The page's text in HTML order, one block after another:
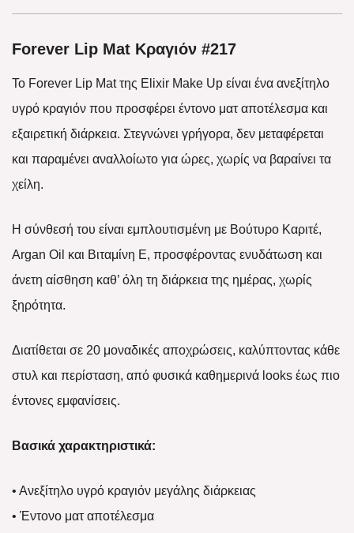
Forever Lip Mat Κραγιόν #217
Το Forever Lip Mat της Elixir Make Up είναι ένα ανεξίτηλο
υγρό κραγιόν που προσφέρει έντονο ματ αποτέλεσμα και
εξαιρετική διάρκεια. Στεγνώνει γρήγορα, δεν μεταφέρεται
και παραμένει αναλλοίωτο για ώρες, χωρίς να βαραίνει τα
χείλη.
Η σύνθεσή του είναι εμπλουτισμένη με Βούτυρο Καριτέ,
Argan Oil και Βιταμίνη Ε, προσφέροντας ενυδάτωση και
άνετη αίσθηση καθ’ όλη τη διάρκεια της ημέρας, χωρίς
ξηρότητα.
Διατίθεται σε 20 μοναδικές αποχρώσεις, καλύπτοντας κάθε
στυλ και περίσταση, από φυσικά καθημερινά looks έως πιο
έντονες εμφανίσεις.
Βασικά χαρακτηριστικά:
• Ανεξίτηλο υγρό κραγιόν μεγάλης διάρκειας
• Έντονο ματ αποτέλεσμα